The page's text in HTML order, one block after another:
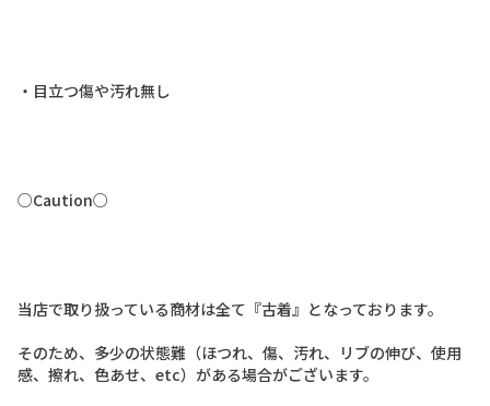
・ 目立つ傷や汚れ無 し
○Caution○
当店で取り扱っている商材は全て 『古着』 となっており ます。
そのため、 多少の状態難 （ほつれ、 傷、 汚れ、 リ ブの伸び、 使用
感、 擦れ、 色あせ、 etc） がある場合がございます。